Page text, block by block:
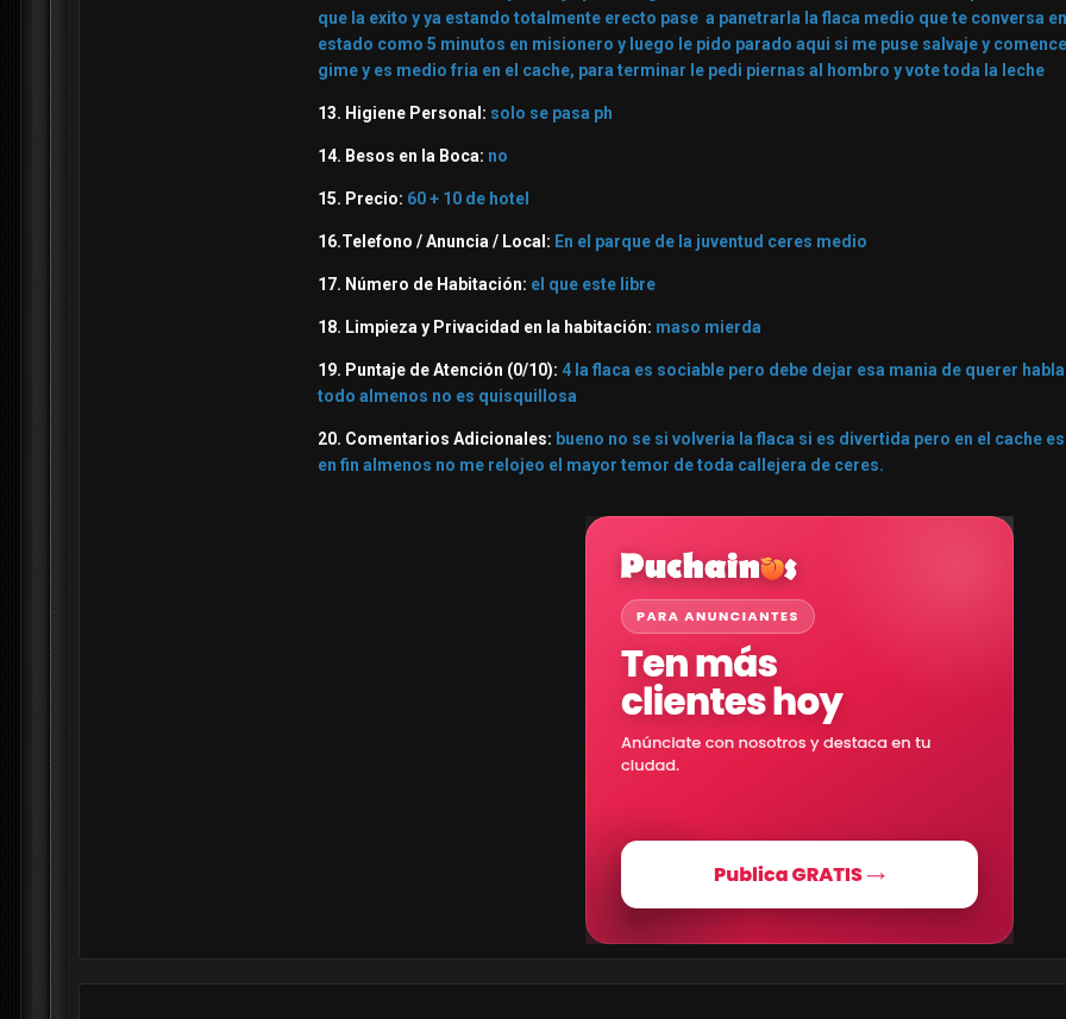
que la exito y ya estando totalmente erecto pase a panetrarla la flaca medio que te conversa
estado como 5 minutos en misionero y luego le pido parado aqui si me puse salvaje y
gime y es medio fria en el cache, para terminar le pedi piernas al hombro y vote toda la leche
13. Higiene Personal: solo se pasa ph
14. Besos en la Boca: no
15. Precio: 60 + 10 de hotel
16.Telefono / Anuncia / Local: En el parque de la juventud ceres medio
17. Número de Habitación: el que este libre
18. Limpieza y Privacidad en la habitación: maso mierda
19. Puntaje de Atención (0/10): 4 la flaca es sociable pero debe dejar esa mania de querer
todo almenos no es quisquillosa
20. Comentarios Adicionales: bueno no se si volveria la flaca si es divertida pero en el cache
en fin almenos no me relojeo el mayor temor de toda callejera de ceres.